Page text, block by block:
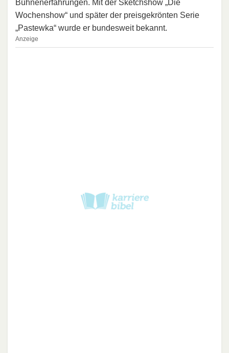
Bühnenerfahrungen. Mit der Sketchshow „Die
Wochenshow“ und später der preisgekrönten Serie
„Pastewka“ wurde er bundesweit bekannt.
Anzeige